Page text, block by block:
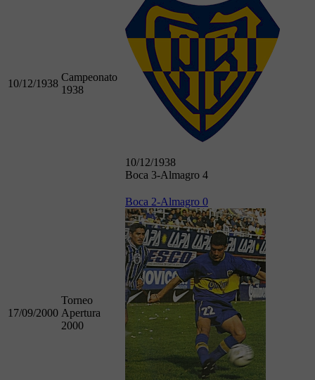
10/12/1938
Campeonato
1938
10/12/1938
Boca 3-Almagro 4
17/09/2000
Torneo
Apertura
2000
Boca 2-Almagro 0